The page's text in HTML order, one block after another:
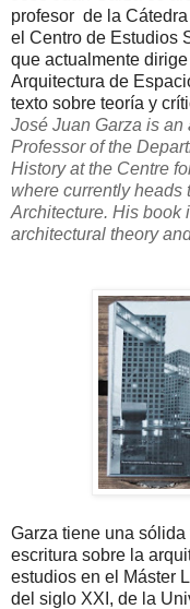
profesor de la
el Centro de Estudios
que actualmente
Arquitectura de
texto sobre teoría y
José Juan Garza is an
Professor of the
History at the Centre
where currently heads
Architecture. His book
architectural theory
Garza tiene una
escritura sobre la
estudios en el Máster
del siglo XXI, de la